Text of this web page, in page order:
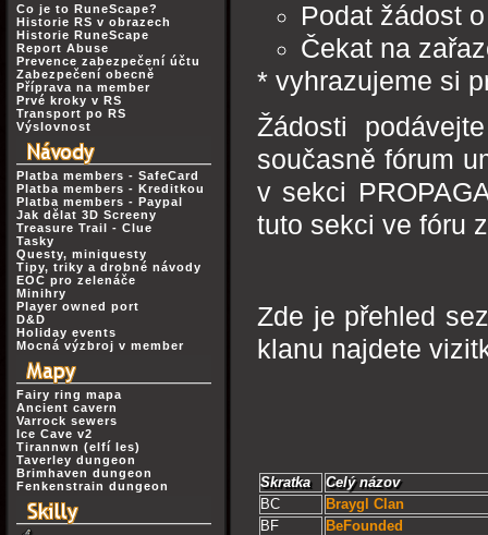
Co je to RuneScape?
Historie RS v obrazech
Historie RuneScape
Report Abuse
Prevence zabezpečení účtu
Zabezpečení obecně
Příprava na member
Prvé kroky v RS
Transport po RS
Výslovnost
Platba members - SafeCard
Platba members - Kreditkou
Platba members - Paypal
Jak dělat 3D Screeny
Treasure Trail - Clue
Tasky
Questy, miniquesty
Tipy, triky a drobné návody
EOC pro zelenáče
Minihry
Player owned port
D&D
Holiday events
Mocná výzbroj v member
Fairy ring mapa
Ancient cavern
Varrock sewers
Ice Cave v2
Tirannwn (elfí les)
Taverley dungeon
Brimhaven dungeon
Fenkenstrain dungeon
Podat žádost
Čekat na
* vyhrazujeme si
Žádosti
současně fórum
v sekci
tuto sekci ve fóru
Zde je přehled
klanu najdete
Skratka
Celý názov
BC
Braygl Clan
BF
BeFounded